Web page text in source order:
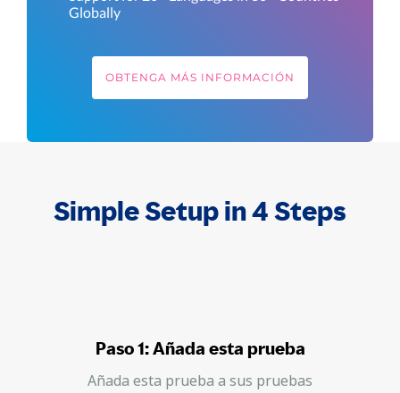
Globally
OBTENGA MÁS INFORMACIÓN
Simple Setup in 4 Steps
Paso 1: Añada esta prueba
Añada esta prueba a sus pruebas